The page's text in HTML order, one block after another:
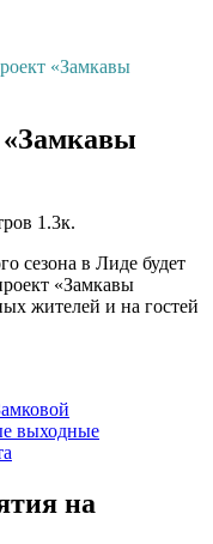
«Замкавы
«Замкавы
1.3к.
сезона в Лиде будет
«Замкавы
жителей и на гостей
выходные
на